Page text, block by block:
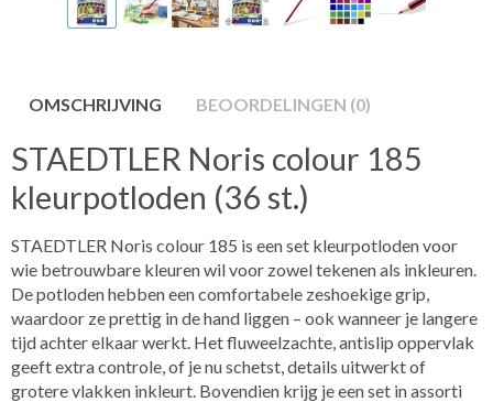
OMSCHRIJVING BEOORDELINGEN (0)
STAEDTLER Noris colour 185
kleurpotloden (36 st.)
STAEDTLER Noris colour 185 is een set kleurpotloden voor
wie betrouwbare kleuren wil voor zowel tekenen als inkleuren.
De potloden hebben een comfortabele zeshoekige grip,
waardoor ze prettig in de hand liggen – ook wanneer je langere
tijd achter elkaar werkt. Het fluweelzachte, antislip oppervlak
geeft extra controle, of je nu schetst, details uitwerkt of
grotere vlakken inkleurt. Bovendien krijg je een set in assorti